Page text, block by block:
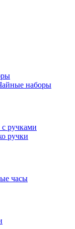
наборы
ручками
ручки
часы